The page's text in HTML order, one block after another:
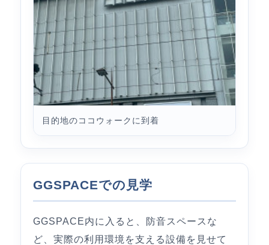
目的地のココウォークに到着
GGSPACEでの見学
GGSPACE内に入ると、防音スペースな
ど、実際の利用環境を支える設備を見せて